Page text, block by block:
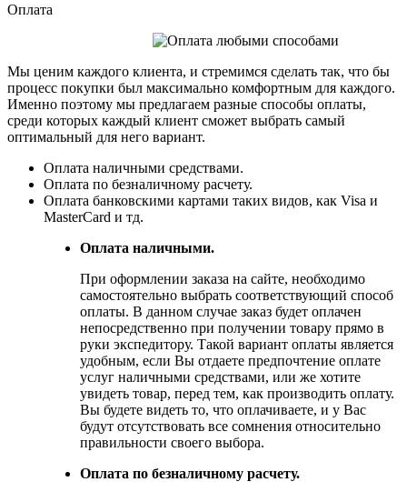
Оплата
Мы ценим каждого клиента, и стремимся сделать так, что бы
процесс покупки был максимально комфортным для каждого.
Именно поэтому мы предлагаем разные способы оплаты,
среди которых каждый клиент сможет выбрать самый
оптимальный для него вариант.
Оплата наличными средствами.
Оплата по безналичному расчету.
Оплата банковскими картами таких видов, как Visa и
MasterCard и тд.
Оплата наличными.
При оформлении заказа на сайте, необходимо
самостоятельно выбрать соответствующий способ
оплаты. В данном случае заказ будет оплачен
непосредственно при получении товару прямо в
руки экспедитору. Такой вариант оплаты является
удобным, если Вы отдаете предпочтение оплате
услуг наличными средствами, или же хотите
увидеть товар, перед тем, как производить оплату.
Вы будете видеть то, что оплачиваете, и у Вас
будут отсутствовать все сомнения относительно
правильности своего выбора.
Оплата по безналичному расчету.